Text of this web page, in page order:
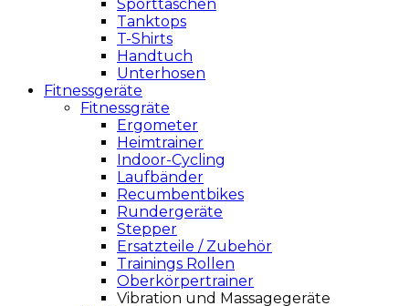
Sporttaschen
Tanktops
T-Shirts
Handtuch
Unterhosen
Fitnessgeräte
Fitnessgräte
Ergometer
Heimtrainer
Indoor-Cycling
Laufbänder
Recumbentbikes
Rundergeräte
Stepper
Ersatzteile / Zubehör
Trainings Rollen
Oberkörpertrainer
Vibration und Massagegeräte